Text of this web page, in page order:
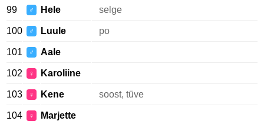
99 ♂ Hele selge
100 ♂ Luule po
101 ♂ Aale
102 ♀ Karoliine
103 ♀ Kene soost, tüve
104 ♀ Marjette